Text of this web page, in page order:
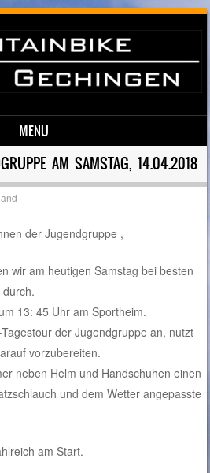
MENU
AM SAMSTAG, 14.04.2018
der Jugendgruppe ,
wir am heutigen Samstag bei besten
13: 45 Uhr am Sportheim.
der Jugendgruppe an, nutzt
vorzubereiten.
neben Helm und Handschuhen einen
und dem Wetter angepasste
am Start.